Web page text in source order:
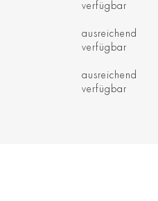
verfügbar
ausreichend
verfügbar
ausreichend
verfügbar